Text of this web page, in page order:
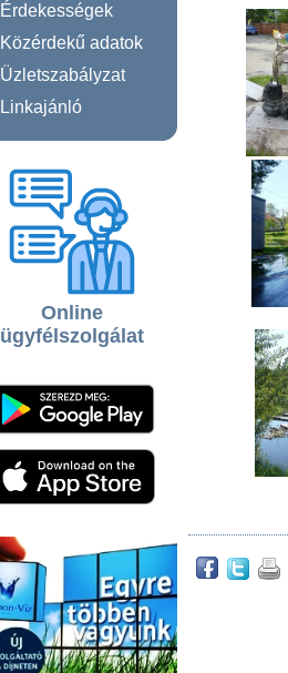
Érdekességek
Közérdekű adatok
Üzletszabályzat
Linkajánló
Online
ügyfélszolgálat